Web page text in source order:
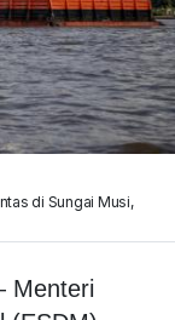
di Sungai Musi,
Menteri